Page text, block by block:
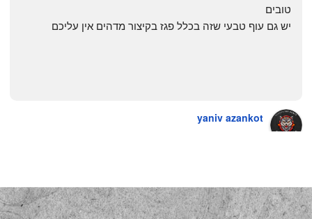
yaniv azankot
טובים
יש גם עוף טבעי שזה בכלל פגז בקיצור מדהים אין עליכם